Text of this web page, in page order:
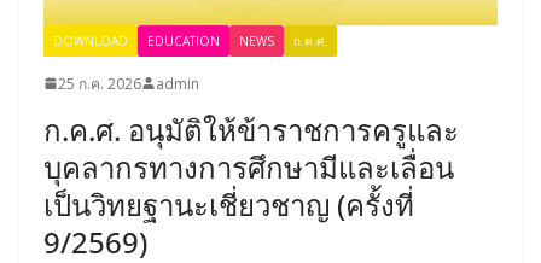
DOWNLOAD EDUCATION NEWS ก.ค.ศ.
25 ก.ค. 2026 admin
ก.ค.ศ. อนุมัติให้ข้าราชการครูและ
บุคลากรทางการศึกษามีและเลื่อน
เป็นวิทยฐานะเชี่ยวชาญ (ครั้งที่
9/2569)